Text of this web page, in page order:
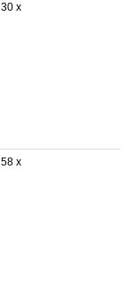
30 x
58 x